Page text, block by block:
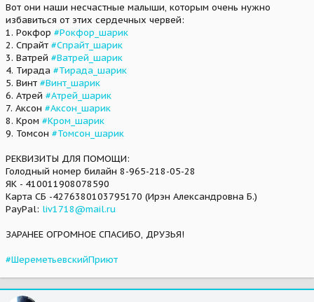
Вот они наши несчастные малыши, которым очень нужно
избавиться от этих сердечных червей:
1. Рокфор #Рокфор_шарик
2. Спрайт #Спрайт_шарик
3. Ватрей #Ватрей_шарик
4. Тирада #Тирада_шарик
5. Винт #Винт_шарик
6. Атрей #Атрей_шарик
7. Аксон #Аксон_шарик
8. Кром #Кром_шарик
9. Томсон #Томсон_шарик
РЕКВИЗИТЫ ДЛЯ ПОМОЩИ:
Голодный номер билайн 8-965-218-05-28
ЯК - 410011908078590
Карта СБ -4276380103795170 (Ирэн Александровна Б.)
PayPal: liv1718@mail.ru
ЗАРАНЕЕ ОГРОМНОЕ СПАСИБО, ДРУЗЬЯ!
#ШереметьевскийПриют